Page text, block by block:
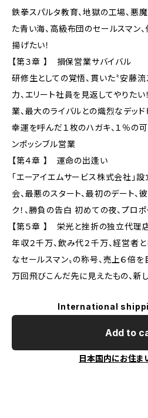
鉄拳スパルタ教育、地獄の工場、悪
た青い海、高級布団のセールスマン
揚げたい！
【第３章 】 損保営業サバイバル
研修生としての覚悟、貫いた〝安藤流
力、エリート社員を見返してやりた
業、最大のライバルとの熾烈なデッド
幸運を呼んだ１枚のハガキ、１％の
ンポッシブル営業
【第４章 】 運命の出逢い
「エーアイエムサービス株式会社」
会、最悪のスタート、最初のデート、
ク！、勝負の告白 初めての夜、プロ
【第５章 】 栄光と挫折の独立代理
年収２千万、飲み代２千万、経営者と
なセールスマン〟の称号、売上６倍を
万回飛びこんだ先に見えたもの、新
International
Add to
日本国内にお住ま